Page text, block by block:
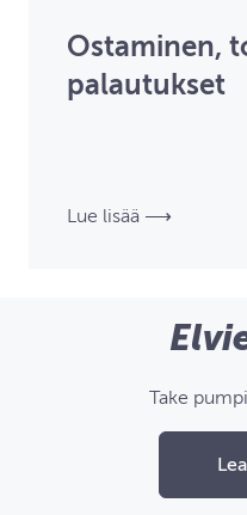
Ostaminen,
palautukset
Lue lisää ⟶
Take